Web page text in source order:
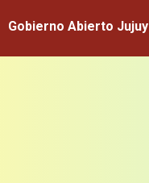
Gobierno Abierto Jujuy